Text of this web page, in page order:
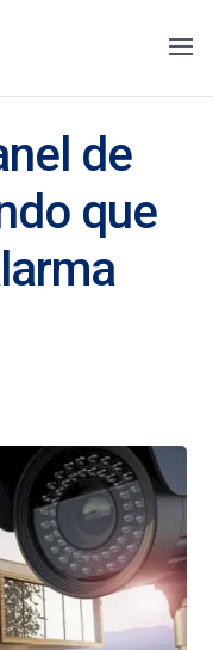
de
que